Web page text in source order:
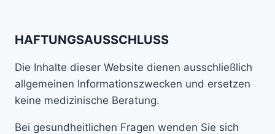
HAFTUNGSAUSSCHLUSS
Die Inhalte dieser Website dienen ausschließlich
allgemeinen Informationszwecken und ersetzen
keine medizinische Beratung.
Bei gesundheitlichen Fragen wenden Sie sich